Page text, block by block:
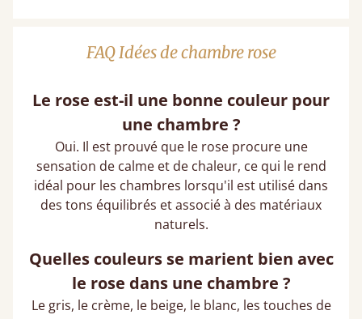
FAQ Idées de chambre rose
Le rose est-il une bonne couleur pour
une chambre ?
Oui. Il est prouvé que le rose procure une
sensation de calme et de chaleur, ce qui le rend
idéal pour les chambres lorsqu'il est utilisé dans
des tons équilibrés et associé à des matériaux
naturels.
Quelles couleurs se marient bien avec
le rose dans une chambre ?
Le gris, le crème, le beige, le blanc, les touches de